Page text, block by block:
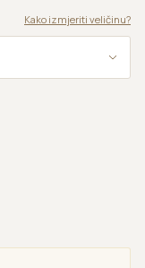
Kako izmjeriti veličinu?